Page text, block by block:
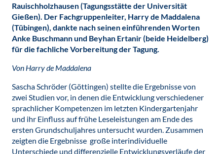
Rauischholzhausen (Tagungsstätte der Universität
Gießen). Der Fachgruppenleiter, Harry de Maddalena
(Tübingen), dankte nach seinen einführenden Worten
Anke Buschmann und Beyhan Ertanir (beide Heidelberg)
für die fachliche Vorbereitung der Tagung.
Von Harry de Maddalena
Sascha Schröder (Göttingen) stellte die Ergebnisse von
zwei Studien vor, in denen die Entwicklung verschiedener
sprachlicher Kompetenzen im letzten Kindergartenjahr
und ihr Einfluss auf frühe Leseleistungen am Ende des
ersten Grundschuljahres untersucht wurden. Zusammen
zeigten die Ergebnisse große interindividuelle
Unterschiede und differenzielle Entwicklungsverläufe der